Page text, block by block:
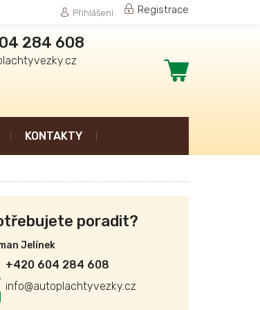
Registrace
Přihlášení
284 608
Nákupní
KONTAKTY
poradit?
Jelínek
info@autoplachtyvezky.cz
+420 604 284 608